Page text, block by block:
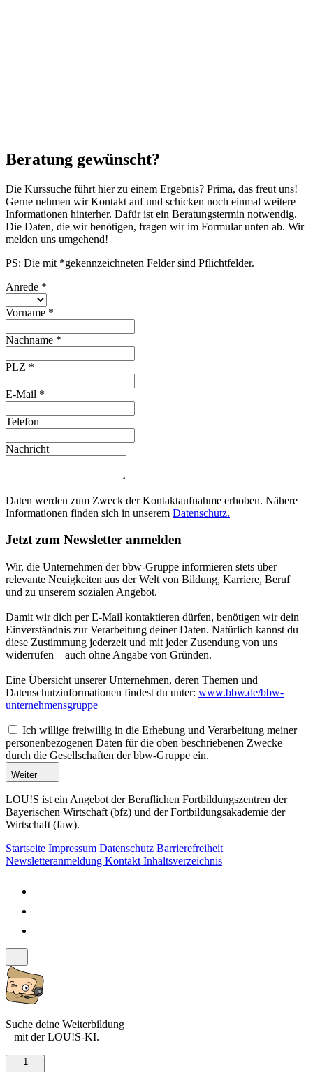
Beratung gewünscht?
Die Kurssuche führt hier zu einem Ergebnis? Prima, das freut uns!
Gerne nehmen wir Kontakt auf und schicken noch einmal weitere
Informationen hinterher. Dafür ist ein Beratungstermin notwendig.
Die Daten, die wir benötigen, fragen wir im Formular unten ab. Wir
melden uns umgehend!
PS: Die mit *gekennzeichneten Felder sind Pflichtfelder.
Anrede *
Vorname *
Nachname *
PLZ *
E-Mail *
Telefon
Nachricht
Daten werden zum Zweck der Kontaktaufnahme erhoben. Nähere
Informationen finden sich in unserem Datenschutz.
Jetzt zum Newsletter anmelden
Wir, die Unternehmen der bbw-Gruppe informieren stets über
relevante Neuigkeiten aus der Welt von Bildung, Karriere, Beruf
und zu unserem sozialen Angebot.
Damit wir dich per E-Mail kontaktieren dürfen, benötigen wir dein
Einverständnis zur Verarbeitung deiner Daten. Natürlich kannst du
diese Zustimmung jederzeit und mit jeder Zusendung von uns
widerrufen – auch ohne Angabe von Gründen.
Eine Übersicht unserer Unternehmen, deren Themen und
Datenschutzinformationen findest du unter: www.bbw.de/bbw-
unternehmensgruppe
Ich willige freiwillig in die Erhebung und Verarbeitung meiner
personenbezogenen Daten für die oben beschriebenen Zwecke
durch die Gesellschaften der bbw-Gruppe ein.
Weiter
LOU!S ist ein Angebot der Beruflichen Fortbildungszentren der
Bayerischen Wirtschaft (bfz) und der Fortbildungsakademie der
Wirtschaft (faw).
Startseite Impressum Datenschutz Barrierefreiheit
Newsletteranmeldung Kontakt Inhaltsverzeichnis
Suche deine Weiterbildung
– mit der LOU!S-KI.
1